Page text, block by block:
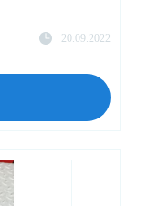
20.09.2022